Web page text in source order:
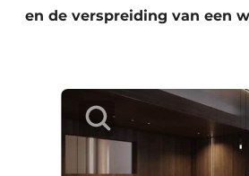
en de verspreiding van een